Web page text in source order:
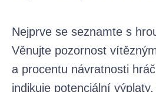
Nejprve se seznamte s
Věnujte pozornost
a procentu návratnosti
indikuje potenciální